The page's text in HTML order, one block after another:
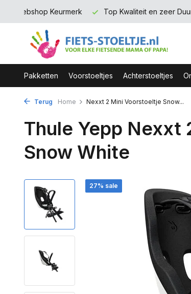
Duurzaam Gratis verzending binnen NL vanaf
Pakketten Voorstoeltjes Achterstoeltjes
Terug Home Nexxt 2 Mini Voorstoeltje Snow...
Thule Yepp Nexxt
Snow White
27% sale